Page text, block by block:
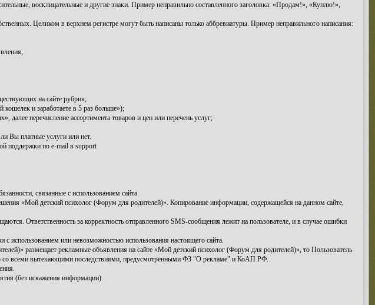
восклицательные и другие знаки. Пример неправильно составленного заголовка: «Продам!», «Куплю!»,
Целиком в верхнем регистре могут быть написаны только аббревиатуры. Пример неправильного написания:
на сайте рубрик;
и заработаете в 5 раз больше»);
перечисление ассортимента товаров и цен или перечень услуг;
Вы платные услуги или нет.
поддержки по e-mail в support
связанные с использованием сайта.
«Мой детский психолог (Форум для родителей)». Копирование информации, содержащейся на данном сайте,
Ответственность за корректность отправленного SMS-сообщения лежит на пользователе, и в случае ошибки
использованием или невозможностью использования настоящего сайта.
размещает рекламные объявления на сайте «Мой детский психолог (Форум для родителей)», то Пользователь
со всеми вытекающими последствиями, предусмотренными ФЗ "О рекламе" и КоАП РФ.
(без искажения информации).